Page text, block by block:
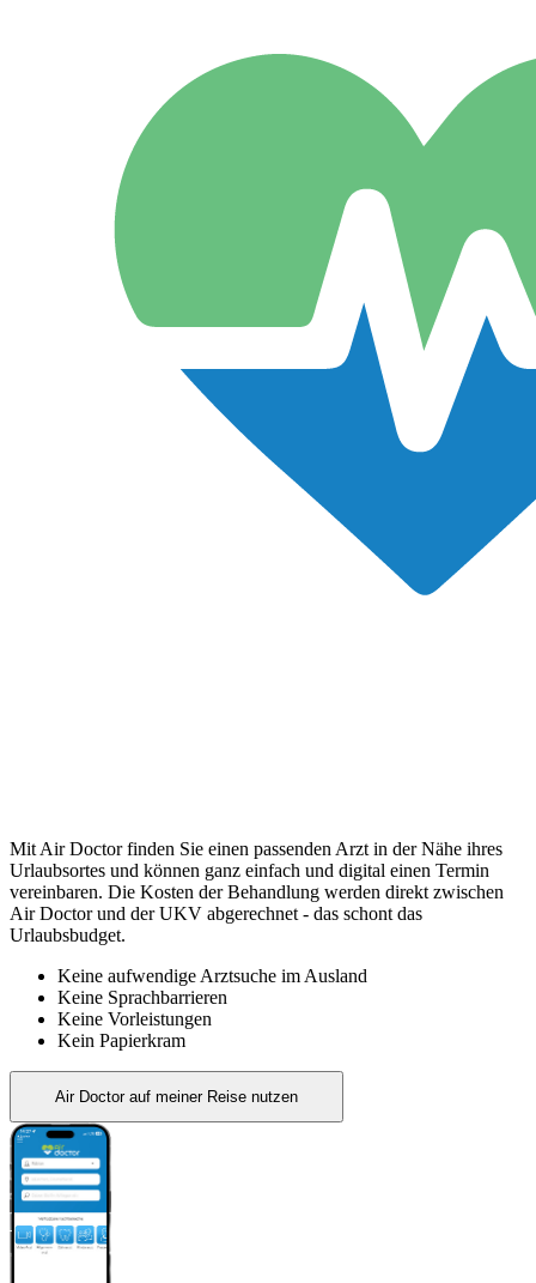
Mit Air Doctor finden Sie einen passenden Arzt in der Nähe ihres
Urlaubsortes und können ganz einfach und digital einen Termin
vereinbaren. Die Kosten der Behandlung werden direkt zwischen
Air Doctor und der UKV abgerechnet - das schont das
Urlaubsbudget.
Keine aufwendige Arztsuche im Ausland
Keine Sprachbarrieren
Keine Vorleistungen
Kein Papierkram
Air Doctor auf meiner Reise nutzen